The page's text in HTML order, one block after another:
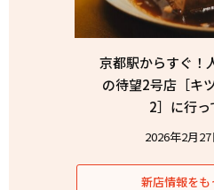
京都駅からすぐ！
の待望2号店［キ
2］に行っ
2026年2月
新店情報をも